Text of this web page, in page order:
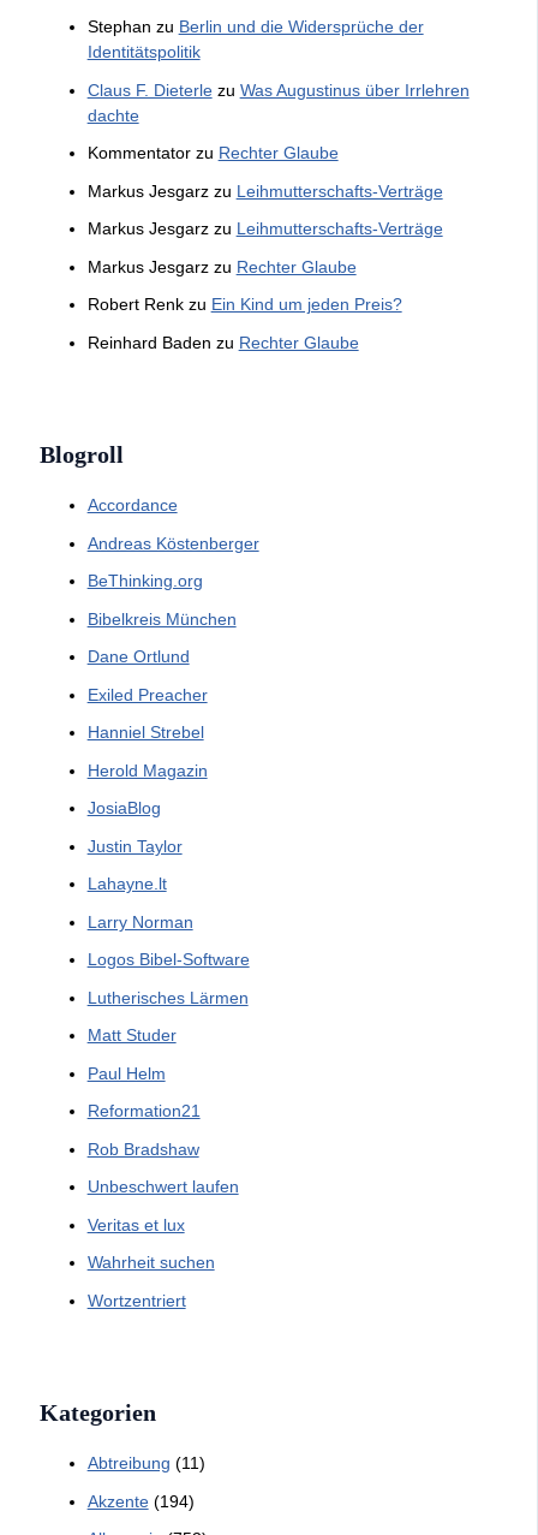
Stephan zu Berlin und die Widersprüche der
Identitätspolitik
Claus F. Dieterlezu Was Augustinus über Irrlehren
dachte
Kommentatorzu Rechter Glaube
Markus Jesgarzzu Leihmutterschafts-Verträge
Markus Jesgarzzu Leihmutterschafts-Verträge
Markus Jesgarzzu Rechter Glaube
Robert Renkzu Ein Kind um jeden Preis?
Reinhard Baden zu Rechter Glaube
Blogroll
Accordance
Andreas Köstenberger
BeThinking.org
Bibelkreis München
Dane Ortlund
Exiled Preacher
Hanniel Strebel
Herold Magazin
JosiaBlog
Justin Taylor
Lahayne.lt
Larry Norman
Logos Bibel-Software
Lutherisches Lärmen
Matt Studer
Paul Helm
Reformation21
Rob Bradshaw
Unbeschwert laufen
Veritas et lux
Wahrheit suchen
Wortzentriert
Kategorien
Abtreibung (11)
Akzente(194)